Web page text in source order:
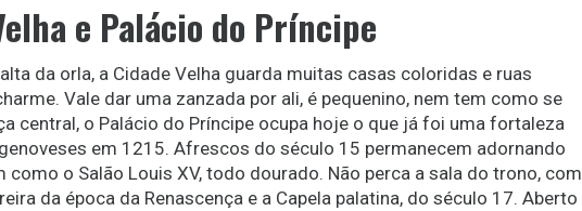
e Palácio do Príncipe
da orla, a Cidade Velha guarda muitas casas coloridas e ruas
Vale dar uma zanzada por ali, é pequenino, nem tem como se
central, o Palácio do Príncipe ocupa hoje o que já foi uma fortaleza
em 1215. Afrescos do século 15 permanecem adornando
como o Salão Louis XV, todo dourado. Não perca a sala do trono, com
da época da Renascença e a Capela palatina, do século 17. Aberto